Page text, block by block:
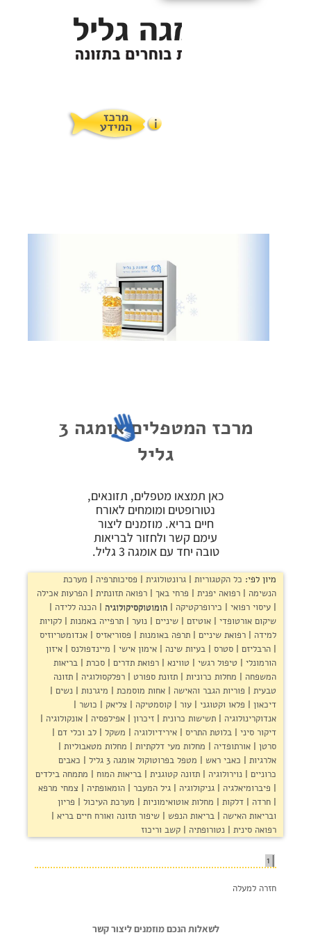
מוצרים ושרותים
פרוטוקול אומגה
מרכז המטפלים
צור קשר
מרכז המטפלים אומגה 3
גליל
כאן תמצאו מטפלים, תזונאים,
נטורופטים ומומחים לאורח
חיים בריא. מוזמנים ליצור
עימם קשר ולחזור לבריאות
טובה יחד עם אומגה 3 גליל.
מיון לפי: כל הקטגוריות גרונטולוגית פסיכותרפיה
מערכת
הנשימה
רפואה יפנית פרחי באך רפואה תזונתית
הפרעות אכילה
עיסוי רפואי
כירופרקטיקה הומוטוקסיקולוגיה
הכנה ללידה
שיקום אורטופדי
אוטיזם שיניים נוער תרפייה באמנות
לקויות
למידה
רפואת שיניים תרפה באומנות פסוריאזיס
אנדומטריוזיס
הרבליזם
סטרס בעיות שינה אימון אישי מיינדפולנס
איזון
הורמונלי
טיפול רגשי טווינא רפואת תדרים סכרת
בריאות
המשפחה
מחלות כרוניות תזונת ספורט רפלקסולוגיה
תזונה
טבעית
פוריות הגבר והאישה אחות מוסמכת מיגרנות
נשים
דיכאון
פלאו וקטוגני עור קוסמטיקה צליאק
כושר
אנדוקרינולוגיה
תשישות כרונית זיכרון אפילפסיה
אונקולוגיה
דיקור סיני
בלוטת התריס אירידיולוגיה משקל
לב וכלי דם
סרטן
אורתופדיה מחלות מעי דלקתיות
מחלות מטאבוליות
אלרגיות
כאבי ראש מטפל בפרוטוקול אומגה 3 גליל
כאבים
כרוניים
נוירולוגיה תזונה קטוגנית בריאות המוח
מתמחה בילדים
פיברומיאלגיה
גניקולוגיה גיל המעבר הומאופתיה
צמחי מרפא
חרדה
דלקות מחלות אוטואימוניות מערכת העיכול
פריון
ובריאות האישה
בריאות הנפש
שיפור תזונה ואורח חיים בריא
רפואה סינית
נטורופתיה קשב וריכוז
1
חזרה למעלה
לשאלות הנכם מוזמנים ליצור קשר